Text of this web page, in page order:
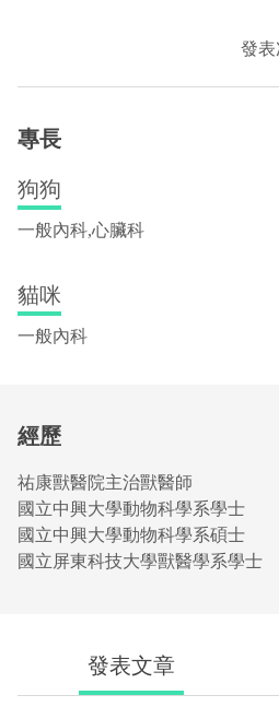
專長
狗狗
一般內科,心臟科
貓咪
一般內科
經歷
祐康獸醫院主治獸醫師
國立中興大學動物科學系學士
國立中興大學動物科學系碩士
國立屏東科技大學獸醫學系學士
發表文章